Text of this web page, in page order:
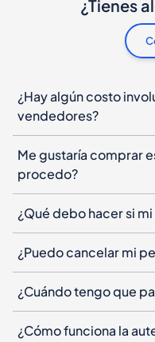
¿Tienes
¿Hay algún costo
vendedores?
Me gustaría comprar
procedo?
¿Qué debo hacer si
¿Puedo cancelar mi
¿Cuándo tengo que
¿Cómo funciona la